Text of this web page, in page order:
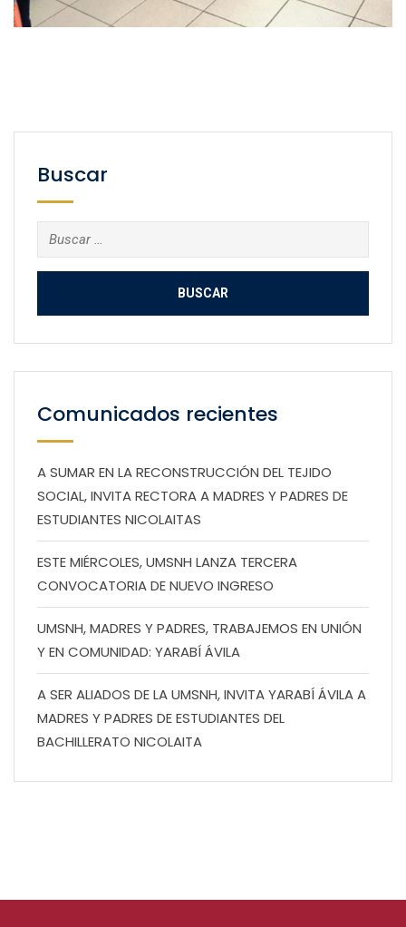
Buscar
Buscar:
Comunicados recientes
A SUMAR EN LA RECONSTRUCCIÓN DEL TEJIDO
SOCIAL, INVITA RECTORA A MADRES Y PADRES DE
ESTUDIANTES NICOLAITAS
ESTE MIÉRCOLES, UMSNH LANZA TERCERA
CONVOCATORIA DE NUEVO INGRESO
UMSNH, MADRES Y PADRES, TRABAJEMOS EN UNIÓN
Y EN COMUNIDAD: YARABÍ ÁVILA
A SER ALIADOS DE LA UMSNH, INVITA YARABÍ ÁVILA A
MADRES Y PADRES DE ESTUDIANTES DEL
BACHILLERATO NICOLAITA